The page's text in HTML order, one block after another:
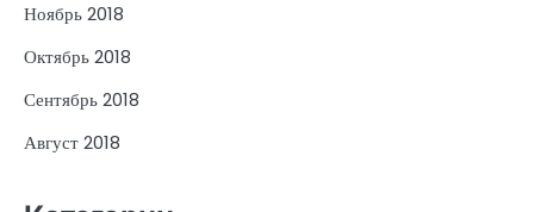
Ноябрь 2018
Октябрь 2018
Сентябрь 2018
Август 2018